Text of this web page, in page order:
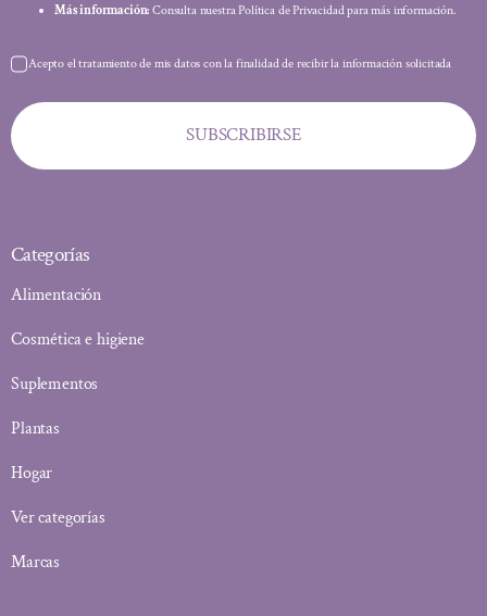
Más información: Consulta nuestra Política de Privacidad para más información.
Acepto el tratamiento de mis datos con la finalidad de recibir la información solicitada
SUBSCRIBIRSE
Categorías
Alimentación
Cosmética e higiene
Suplementos
Plantas
Hogar
Ver categorías
Marcas